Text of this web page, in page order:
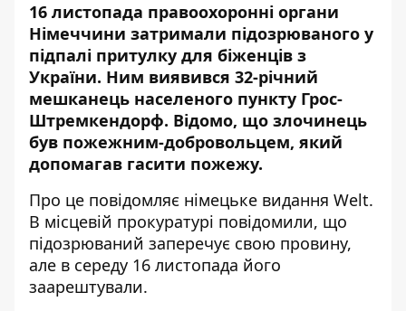
16 листопада правоохоронні органи
Німеччини затримали підозрюваного у
підпалі притулку для біженців з
України. Ним виявився 32-річний
мешканець населеного пункту Грос-
Штремкендорф. Відомо, що злочинець
був пожежним-добровольцем, який
допомагав гасити пожежу.
Про це повідомляє німецьке видання Welt.
В місцевій прокуратурі повідомили, що
підозрюваний заперечує свою провину,
але в середу 16 листопада його
заарештували.